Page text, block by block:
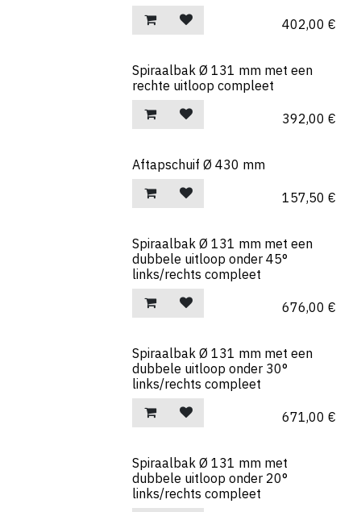
402,00 €
Spiraalbak Ø 131 mm met een
rechte uitloop compleet
392,00 €
Aftapschuif Ø 430 mm
157,50 €
Spiraalbak Ø 131 mm met een
dubbele uitloop onder 45°
links/rechts compleet
676,00 €
Spiraalbak Ø 131 mm met een
dubbele uitloop onder 30°
links/rechts compleet
671,00 €
Spiraalbak Ø 131 mm met
dubbele uitloop onder 20°
links/rechts compleet